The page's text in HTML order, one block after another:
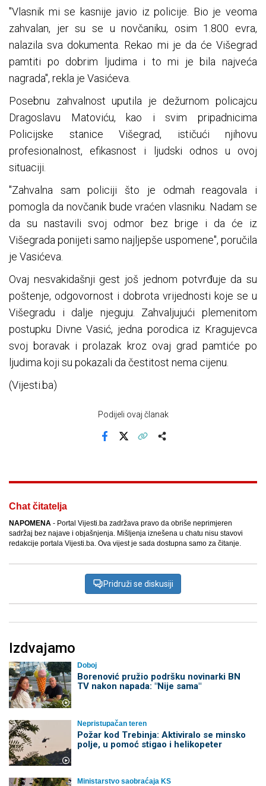
"Vlasnik mi se kasnije javio iz policije. Bio je veoma
zahvalan, jer su se u novčaniku, osim 1.800 evra,
nalazila sva dokumenta. Rekao mi je da će Višegrad
pamtiti po dobrim ljudima i to mi je bila najveća
nagrada", rekla je Vasićeva.
Posebnu zahvalnost uputila je dežurnom policajcu
Dragoslavu Matoviću, kao i svim pripadnicima
Policijske stanice Višegrad, ističući njihovu
profesionalnost, efikasnost i ljudski odnos u ovoj
situaciji.
"Zahvalna sam policiji što je odmah reagovala i
pomogla da novčanik bude vraćen vlasniku. Nadam se
da su nastavili svoj odmor bez brige i da će iz
Višegrada ponijeti samo najljepše uspomene", poručila
je Vasićeva.
Ovaj nesvakidašnji gest još jednom potvrđuje da su
poštenje, odgovornost i dobrota vrijednosti koje se u
Višegradu i dalje njeguju. Zahvaljujući plemenitom
postupku Divne Vasić, jedna porodica iz Kragujevca
svoj boravak i prolazak kroz ovaj grad pamtiće po
ljudima koji su pokazali da čestitost nema cijenu.
(Vijesti.ba)
Podijeli ovaj članak
Chat čitatelja
NAPOMENA - Portal Vijesti.ba zadržava pravo da obriše neprimjeren
sadržaj bez najave i objašnjenja. Mišljenja iznešena u chatu nisu stavovi
redakcije portala Vijesti.ba. Ova vijest je sada dostupna samo za čitanje.
Pridruži se diskusiji
Izdvajamo
Doboj
Borenović pružio podršku novinarki BN
TV nakon napada: "Nije sama"
Nepristupačan teren
Požar kod Trebinja: Aktiviralo se minsko
polje, u pomoć stigao i helikopeter
Ministarstvo saobraćaja KS